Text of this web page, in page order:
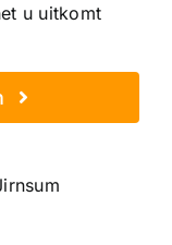
u uitkomt